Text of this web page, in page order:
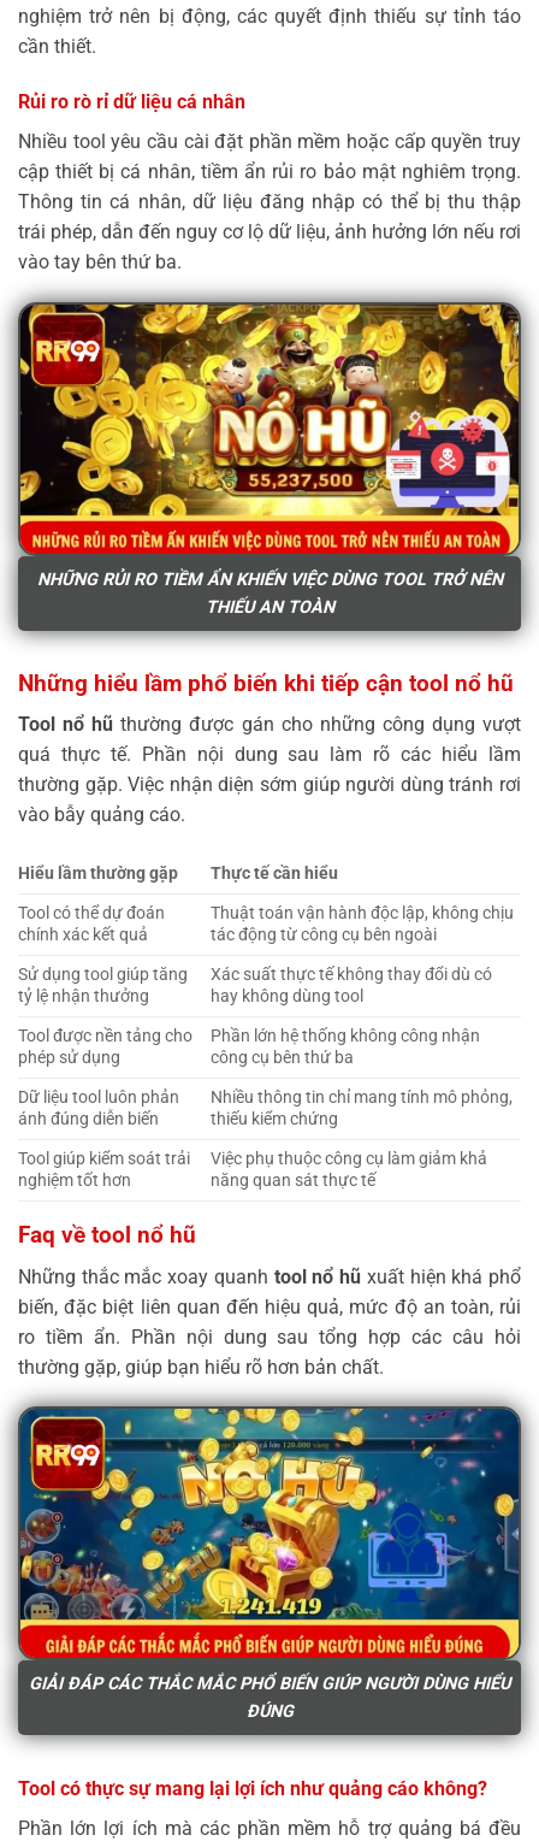
nghiệm trở nên bị động, các quyết định thiếu sự tỉnh táo
cần thiết.
Rủi ro rò rỉ dữ liệu cá nhân
Nhiều tool yêu cầu cài đặt phần mềm hoặc cấp quyền truy
cập thiết bị cá nhân, tiềm ẩn rủi ro bảo mật nghiêm trọng.
Thông tin cá nhân, dữ liệu đăng nhập có thể bị thu thập
trái phép, dẫn đến nguy cơ lộ dữ liệu, ảnh hưởng lớn nếu rơi
vào tay bên thứ ba.
NHỮNG RỦI RO TIỀM ẨN KHIẾN VIỆC DÙNG TOOL TRỞ NÊN
THIẾU AN TOÀN
Những hiểu lầm phổ biến khi tiếp cận tool nổ hũ
Tool nổ hũthường được gán cho những công dụng vượt
quá thực tế. Phần nội dung sau làm rõ các hiểu lầm
thường gặp. Việc nhận diện sớm giúp người dùng tránh rơi
vào bẫy quảng cáo.
Hiểu lầm thường gặp
Thực tế cần hiểu
Tool có thể dự đoán
chính xác kết quả
Thuật toán vận hành độc lập, không chịu
tác động từ công cụ bên ngoài
Sử dụng tool giúp tăng
tỷ lệ nhận thưởng
Xác suất thực tế không thay đổi dù có
hay không dùng tool
Tool được nền tảng cho
phép sử dụng
Phần lớn hệ thống không công nhận
công cụ bên thứ ba
Dữ liệu tool luôn phản
ánh đúng diễn biến
Nhiều thông tin chỉ mang tính mô phỏng,
thiếu kiểm chứng
Tool giúp kiểm soát trải
nghiệm tốt hơn
Việc phụ thuộc công cụ làm giảm khả
năng quan sát thực tế
Faq về tool nổ hũ
Những thắc mắc xoay quanh tool nổ hũ xuất hiện khá phổ
biến, đặc biệt liên quan đến hiệu quả, mức độ an toàn, rủi
ro tiềm ẩn. Phần nội dung sau tổng hợp các câu hỏi
thường gặp, giúp bạn hiểu rõ hơn bản chất.
GIẢI ĐÁP CÁC THẮC MẮC PHỔ BIẾN GIÚP NGƯỜI DÙNG HIỂU
ĐÚNG
Tool có thực sự mang lại lợi ích như quảng cáo không?
Phần lớn lợi ích mà các phần mềm hỗ trợ quảng bá đều